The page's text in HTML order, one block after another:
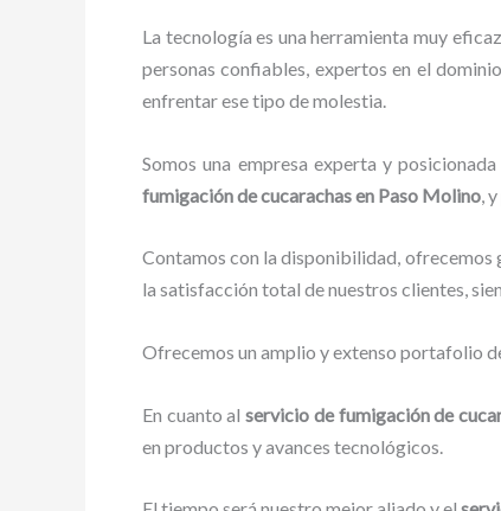
La tecnología es una herramienta muy
personas confiables, expertos en el
enfrentar ese tipo de molestia.
Somos una empresa experta y
fumigación de cucarachasen Paso Molino ,
Contamos con la disponibilidad, ofrecemos
la satisfacción total de nuestros clientes,
Ofrecemos un amplio y extenso portafolio
En cuanto alservicio de fumigación de
en productos y avances tecnológicos.